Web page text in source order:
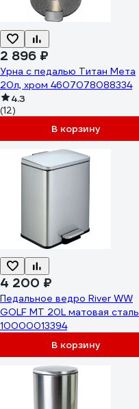
2 896 ₽
Урна с педалью Титан Мета
20л, хром 4607078088334
4.3
(12)
В корзину
4 200 ₽
Педальное ведро River WW
GOLF MT 20L матовая сталь
10000013394
В корзину